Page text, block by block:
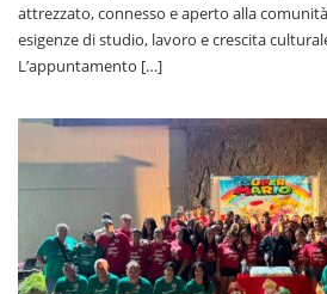
attrezzato, connesso e aperto alla
esigenze di studio, lavoro e crescita
L’appuntamento […]